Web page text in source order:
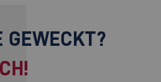
GEWECKT?